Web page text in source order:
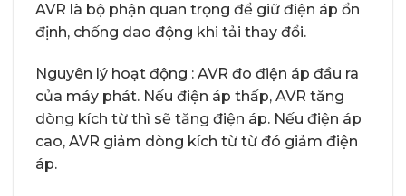
AVR là bộ phận quan trọng để giữ điện áp ổn
định, chống dao động khi tải thay đổi.
Nguyên lý hoạt động : AVR đo điện áp đầu ra
của máy phát. Nếu điện áp thấp, AVR tăng
dòng kích từ thì sẽ tăng điện áp. Nếu điện áp
cao, AVR giảm dòng kích từ từ đó giảm điện
áp.